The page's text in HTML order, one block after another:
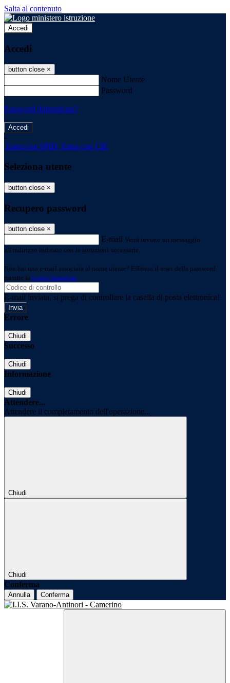
Salta al contenuto
Accedi
Accedi
button close ×
Nome Utente
Password
Password dimenticata?
-
Entra con SPID Entra con CIE
Seleziona utente
button close ×
Recupero password
button close ×
E-mail Verrà inviato un messaggio
all'indirizzo indicato con le istruzioni necessarie.
Non hai una e-mail associata al nome utente? Effettua il reset della password
tramite la Login Spaggiari
E-mail inviata, si prega di controllare la casella di posta elettronica!
Errore
Chiudi
Successo
Chiudi
Informazione
Chiudi
Attendere...
Attendere il completamento dell'operazione...
Chiudi
Chiudi
Conferma
Annulla Conferma